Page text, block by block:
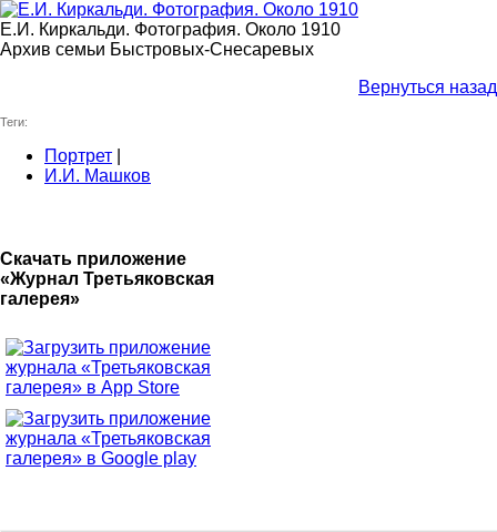
Е.И. Киркальди. Фотография. Около 1910
Архив семьи Быстровых-Снесаревых
Вернуться назад
Теги:
Портрет
И.И. Машков
Скачать приложение
«Журнал Третьяковская
галерея»